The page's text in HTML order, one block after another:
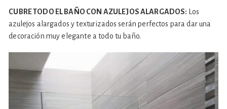
CUBRE TODO EL BAÑO CON AZULEJOS ALARGADOS: Los
azulejos alargados y texturizados serán perfectos para dar una
decoración muy elegante a todo tu baño.